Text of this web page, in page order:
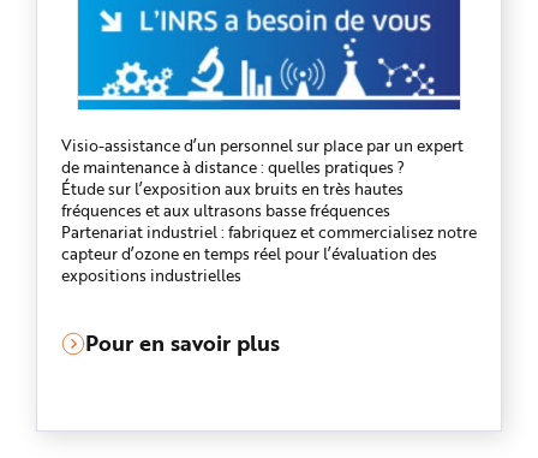
Visio-assistance d’un personnel sur place par un expert
de maintenance à distance : quelles pratiques ?
Étude sur l’exposition aux bruits en très hautes
fréquences et aux ultrasons basse fréquences
Partenariat industriel : fabriquez et commercialisez notre
capteur d’ozone en temps réel pour l’évaluation des
expositions industrielles
Pour en savoir plus